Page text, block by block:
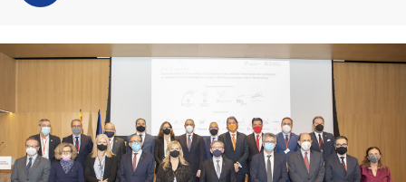
r
i
a